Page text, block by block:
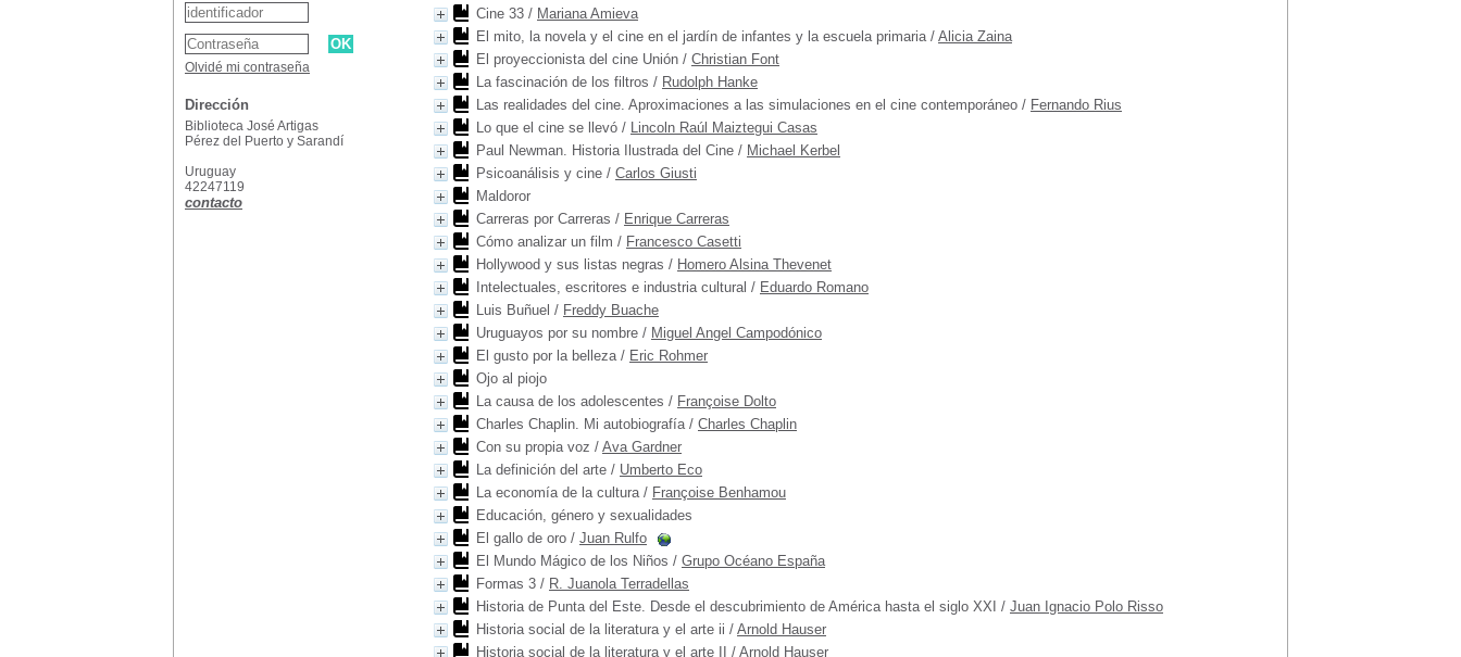
Cine 33 / Mariana Amieva
El mito, la novela y el cine en el jardín de infantes y la escuela primaria/ Alicia Zaina
El proyeccionista del cine Unión / Christian Font
La fascinación de los filtros / Rudolph Hanke
Las realidades del cine. Aproximaciones a las simulaciones en el cine contemporáneo / Fernando Rius
Lo que el cine se llevó / Lincoln Raúl Maiztegui Casas
Paul Newman. Historia Ilustrada del Cine / Michael Kerbel
Psicoanálisis y cine / Carlos Giusti
Maldoror
Carreras por Carreras / Enrique Carreras
Cómo analizar un film / Francesco Casetti
Hollywood y sus listas negras / Homero Alsina Thevenet
Intelectuales, escritores e industria cultural / Eduardo Romano
Luis Buñuel / Freddy Buache
Uruguayos por su nombre / Miguel Angel Campodónico
El gusto por la belleza/ Eric Rohmer
Ojo al piojo
La causa de los adolescentes / Françoise Dolto
Charles Chaplin. Mi autobiografía/ Charles Chaplin
Con su propia voz / Ava Gardner
La definición del arte / Umberto Eco
La economía de la cultura/ Françoise Benhamou
Educación, género y sexualidades
El gallo de oro / Juan Rulfo
El Mundo Mágico de los Niños / Grupo Océano España
Formas 3 / R. Juanola Terradellas
Historia de Punta del Este. Desde el descubrimiento de América hasta el siglo XXI / Juan Ignacio Polo Risso
Historia social de la literatura y el arte ii / Arnold Hauser
Historia social de la literatura y el arte II
/ Arnold Hauser
Olvidé mi contraseña
Dirección
Biblioteca José Artigas
Pérez del Puerto y Sarandí
Uruguay
42247119
contacto